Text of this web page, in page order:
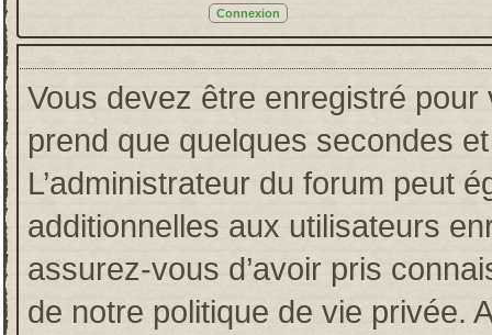
Vous devez être enregistré pour
prend que quelques secondes
L’administrateur du forum peut
additionnelles aux utilisateurs
assurez-vous d’avoir pris
de notre politique de vie privée.